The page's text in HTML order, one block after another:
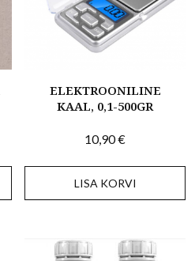
ELEKTROONILINE
KAAL, 0,1-500GR
10,90€
LISA KORVI